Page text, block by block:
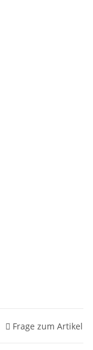
Frage zum Artikel